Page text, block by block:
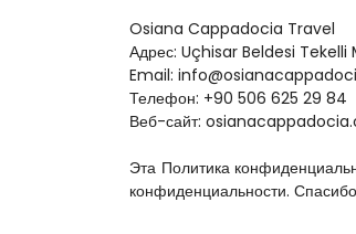
Osiana Cappadocia Travel
Адрес: Uçhisar Beldesi
Email:
Телефон: +90 506 625 29 84
Веб-сайт:
Эта Политика
конфиденциальности.